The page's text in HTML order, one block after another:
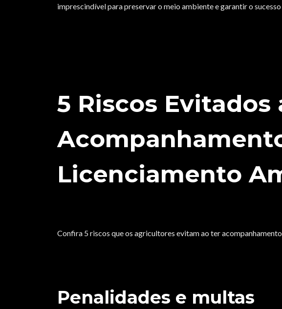
imprescindível para preservar o meio ambiente e garantir o
5 Riscos Evitados
Licenciamento
Confira 5 riscos que os agricultores evitam ao ter
Penalidades e multas